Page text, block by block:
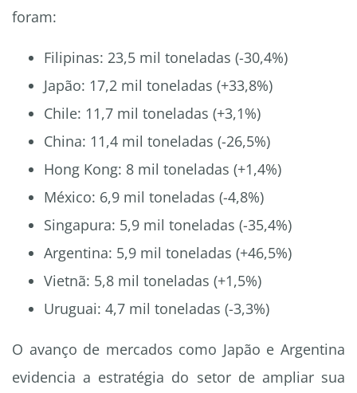
foram:
Filipinas: 23,5 mil toneladas (-30,4%)
Japão: 17,2 mil toneladas (+33,8%)
Chile: 11,7 mil toneladas (+3,1%)
China: 11,4 mil toneladas (-26,5%)
Hong Kong: 8 mil toneladas (+1,4%)
México: 6,9 mil toneladas (-4,8%)
Singapura: 5,9 mil toneladas (-35,4%)
Argentina: 5,9 mil toneladas (+46,5%)
Vietnã: 5,8 mil toneladas (+1,5%)
Uruguai: 4,7 mil toneladas (-3,3%)
O avanço de mercados como Japão e Argentina
evidencia a estratégia do setor de ampliar sua